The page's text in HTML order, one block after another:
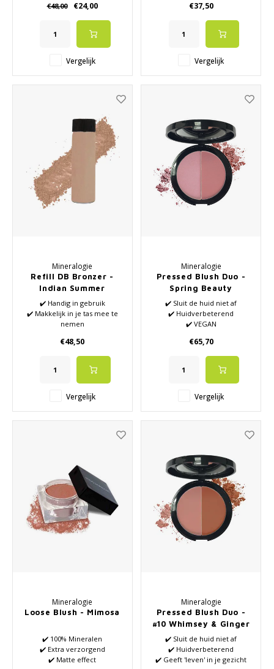
✔️ Bevat zon bescherming
SPF26
€48,00 €24,00
Vergelijk
✔️ Creëer elke gewenste look
of stemming
✔️ Matte bronzer
€37,50
Vergelijk
Mineralogie
Refill DB Bronzer -
Indian Summer
✔️ Handig in gebruik
✔️ Makkelijk in je tas mee te
nemen
✔️ Bevat zon bescherming
SPF26
€48,50
Vergelijk
Mineralogie
Pressed Blush Duo -
Spring Beauty
✔️ Sluit de huid niet af
✔️ Huidverbeterend
✔️ VEGAN
✔️ Zonder siliconen en
parabenen
✔️ Géén synthetische parfums
€65,70
Vergelijk
Mineralogie
Loose Blush - Mimosa
✔️ 100% Mineralen
✔️ Extra verzorgend
✔️ Matte effect
Mineralogie
Pressed Blush Duo -
#10 Whimsey & Ginger
✔️ Sluit de huid niet af
✔️ Huidverbeterend
✔️ Geeft 'leven' in je gezicht